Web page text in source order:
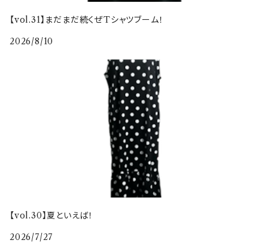
【vol.31】まだまだ続くぜTシャツブーム！
2026/8/10
【vol.30】夏といえば！
2026/7/27